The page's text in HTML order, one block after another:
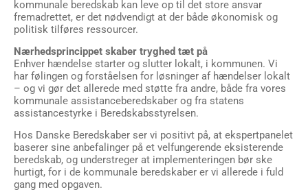
kommunale beredskab kan leve op til det store ansvar
fremadrettet, er det nødvendigt at der både økonomisk og
politisk tilføres ressourcer.
Nærhedsprincippet skaber tryghed tæt på
Enhver hændelse starter og slutter lokalt, i kommunen. Vi
har følingen og forståelsen for løsninger af hændelser lokalt
– og vi gør det allerede med støtte fra andre, både fra vores
kommunale assistanceberedskaber og fra statens
assistancestyrke i Beredskabsstyrelsen.
Hos Danske Beredskaber ser vi positivt på, at ekspertpanelet
baserer sine anbefalinger på et velfungerende eksisterende
beredskab, og understreger at implementeringen bør ske
hurtigt, for i de kommunale beredskaber er vi allerede i fuld
gang med opgaven.